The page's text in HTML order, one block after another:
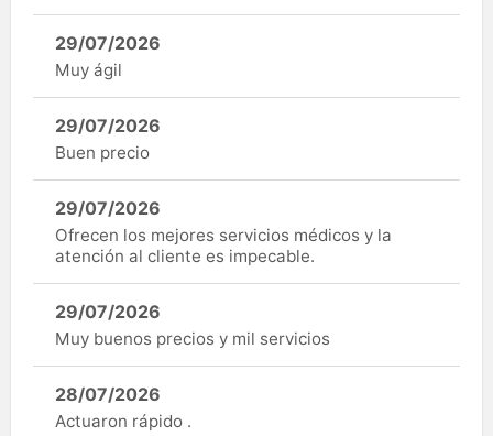
29/07/2026
Muy ágil
29/07/2026
Buen precio
29/07/2026
Ofrecen los mejores servicios médicos y la
atención al cliente es impecable.
29/07/2026
Muy buenos precios y mil servicios
28/07/2026
Actuaron rápido .